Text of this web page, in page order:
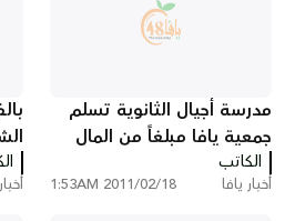
مدرسة أجيال الثانوية تسلم
جمعية يافا مبلغاً من المال
لكفالة أيتام المدينة
الكاتب
أخبار يافا 2011/02/18 1:53AM